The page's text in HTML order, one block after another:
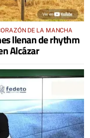
DE LA MANCHA
llenan de rhythm
Alcázar